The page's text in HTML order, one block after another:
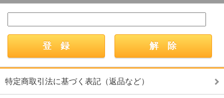
特定商取引法に基づく表記（返品など）